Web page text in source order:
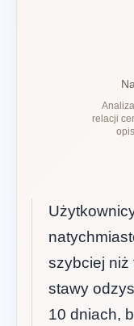
relacji
szybciej niż
stawy
10 dniach,